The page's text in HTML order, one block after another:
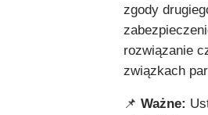
zgody
rozwiązanie
związkach
📌 Ważne: